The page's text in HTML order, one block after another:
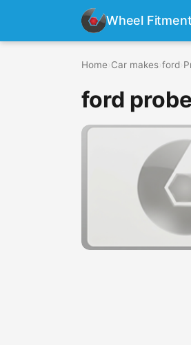
Wheel Fitment
Home Car makes ford
ford